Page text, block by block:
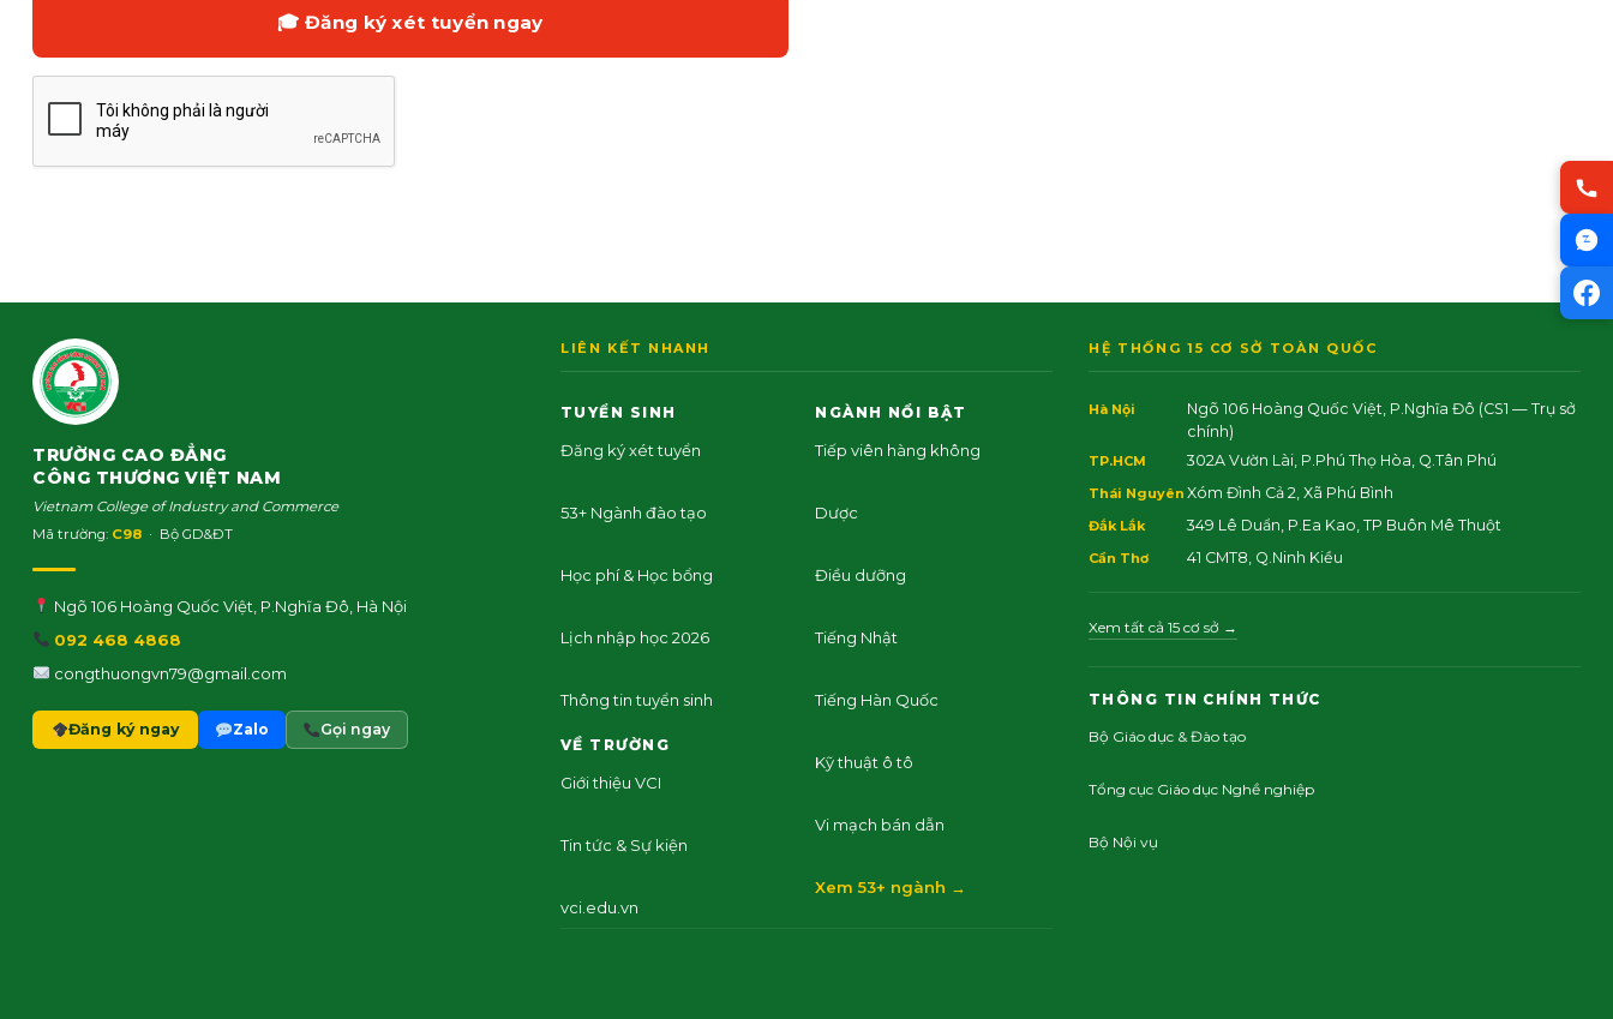
TRƯỜNG CAO ĐẲNG
CÔNG THƯƠNG VIỆT NAM
Vietnam College of Industry and Commerce
Mã trường: C98 · Bộ GD&ĐT
Ngõ 106 Hoàng Quốc Việt, P.Nghĩa Đô, Hà Nội
092 468 4868
congthuongvn79@gmail.com
Đăng ký ngay Zalo Gọi ngay
LIÊN KẾT NHANH
TUYỂN SINH
Đăng ký xét tuyển
53+ Ngành đào tạo
Học phí & Học bổng
Lịch nhập học 2026
Thông tin tuyển sinh
VỀ TRƯỜNG
Giới thiệu VCI
Tin tức & Sự kiện
vci.edu.vn
NGÀNH NỔI BẬT
Tiếp viên hàng không
Dược
Điều dưỡng
Tiếng Nhật
Tiếng Hàn Quốc
Kỹ thuật ô tô
Vi mạch bán dẫn
Xem 53+ ngành →
HỆ THỐNG 15 CƠ SỞ TOÀN QUỐC
Hà Nội Ngõ 106 Hoàng Quốc Việt, P.Nghĩa Đô (CS1 — Trụ sở
chính)
TP.HCM 302A Vườn Lài, P.Phú Thọ Hòa, Q.Tân Phú
Thái Nguyên Xóm Đình Cả 2, Xã Phú Bình
Đắk Lắk 349 Lê Duẩn, P.Ea Kao, TP Buôn Mê Thuột
Cần Thơ 41 CMT8, Q.Ninh Kiều
Xem tất cả 15 cơ sở →
THÔNG TIN CHÍNH THỨC
Bộ Giáo dục & Đào tạo
Tổng cục Giáo dục Nghề nghiệp
Bộ Nội vụ